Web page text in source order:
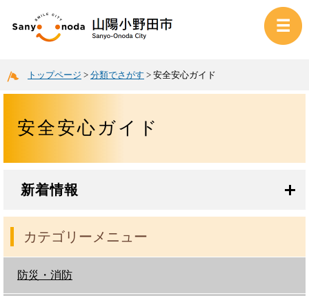
トップページ > 分類でさがす > 安全安心ガイド
安全安心ガイド
新着情報
カテゴリーメニュー
防災・消防